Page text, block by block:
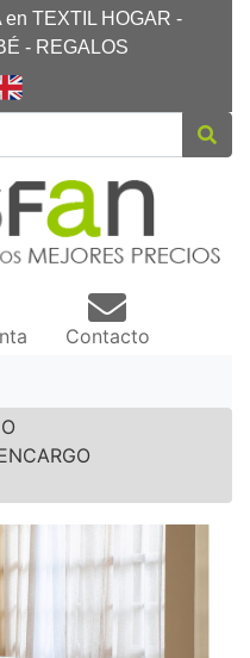
TEXTIL HOGAR -
- REGALOS
Contacto